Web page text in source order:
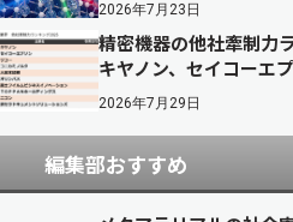
2026年7月23日
精密機器の他社牽制力
キヤノン、セイコーエ
2026年7月29日
編集部おすすめ